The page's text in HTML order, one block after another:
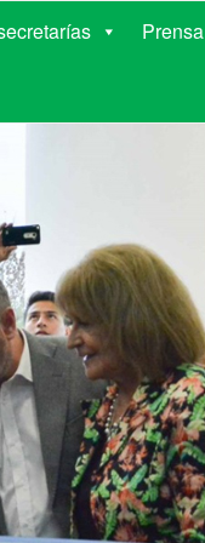
Prensa